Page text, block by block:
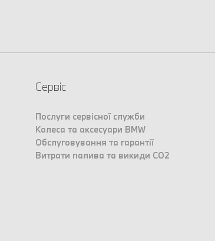
Сервіс
Послуги сервісної служби
Колеса та аксесуари BMW
Обслуговування та гарантії
Витрати палива та викиди CO2